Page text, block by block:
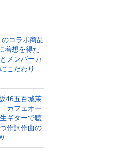
コラボ商品
着想を得た
メンバーカ
こだわり
46五百城茉
カフェオー
ギターで聴
作詞作曲の